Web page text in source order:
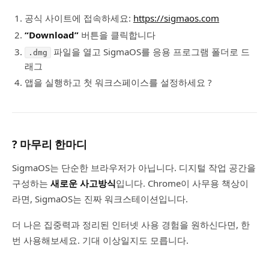
공식 사이트에 접속하세요: https://sigmaos.com
“Download” 버튼을 클릭합니다
.dmg
파일을 열고 SigmaOS를 응용 프로그램 폴더로 드
래그
앱을 실행하고 첫 워크스페이스를 설정하세요 ?
? 마무리 한마디
SigmaOS는 단순한 브라우저가 아닙니다. 디지털 작업 공간을
구성하는 새로운 사고방식입니다. Chrome이 사무용 책상이
라면, SigmaOS는 진짜 워크스테이션입니다.
더 나은 집중력과 정리된 인터넷 사용 경험을 원하신다면, 한
번 사용해보세요. 기대 이상일지도 모릅니다.